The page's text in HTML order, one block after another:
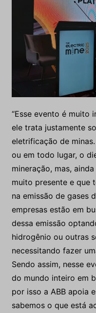
“Esse evento é muito
ele trata justamente
eletrificação de
ou em todo lugar, o
mineração, mas,
muito presente e que
na emissão de gases
empresas estão em
dessa emissão
hidrogênio ou outras
necessitando fazer
Sendo assim, nesse
do mundo inteiro em
por isso a ABB apoia
sabemos o que está